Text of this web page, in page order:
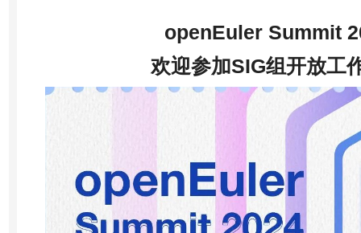
openEuler Summit
欢迎参加SIG组开放工